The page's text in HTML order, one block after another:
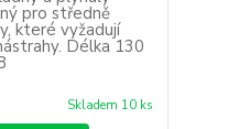
pro středně
které vyžadují
Délka 130
Skladem 10 ks